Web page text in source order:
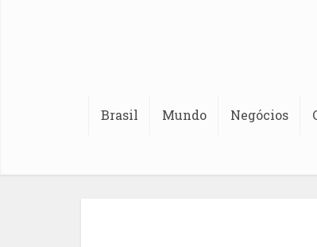
Brasil Mundo Negócios